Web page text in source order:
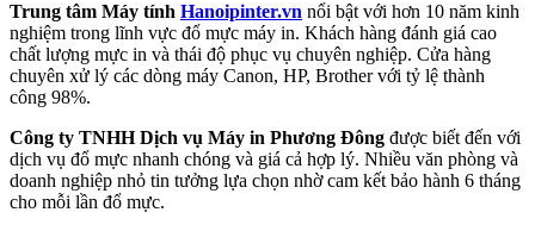
Trung tâm Máy tính Hanoipinter.vn nổi bật với hơn 10 năm kinh
nghiệm trong lĩnh vực đổ mực máy in. Khách hàng đánh giá cao
chất lượng mực in và thái độ phục vụ chuyên nghiệp. Cửa hàng
chuyên xử lý các dòng máy Canon, HP, Brother với tỷ lệ thành
công 98%.
Công ty TNHH Dịch vụ Máy in Phương Đông được biết đến với
dịch vụ đổ mực nhanh chóng và giá cả hợp lý. Nhiều văn phòng và
doanh nghiệp nhỏ tin tưởng lựa chọn nhờ cam kết bảo hành 6 tháng
cho mỗi lần đổ mực.